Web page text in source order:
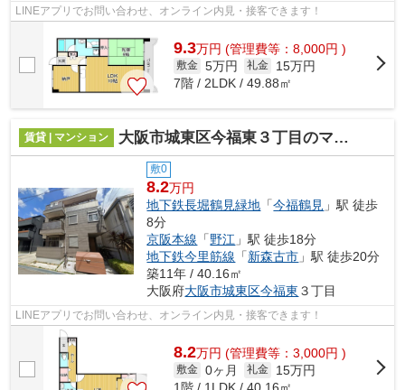
LINEアプリでお問い合わせ、オンライン内見・接客できます！
9.3万円 (管理費等：8,000円 )
敷金 5万円 礼金
15万円
7階 / 2LDK / 49.88㎡
賃貸 | マンション 大阪市城東区今福東３丁目のマンション
敷0
8.2万円
地下鉄長堀鶴見緑地 「今福鶴見 」駅 徒歩
8分
京阪本線 「野江 」駅 徒歩18分
地下鉄今里筋線 「新森古市 」駅 徒歩20分
築11年 / 40.16㎡
大阪府大阪市城東区今福東 ３丁目
LINEアプリでお問い合わせ、オンライン内見・接客できます！
8.2万円 (管理費等：3,000円 )
敷金 0ヶ月 礼金
15万円
1階 / 1LDK / 40.16㎡